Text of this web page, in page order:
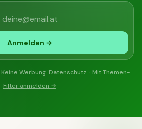
Anmelden →
Werbung. Datenschutz. · Mit Themen-
Filter anmelden →